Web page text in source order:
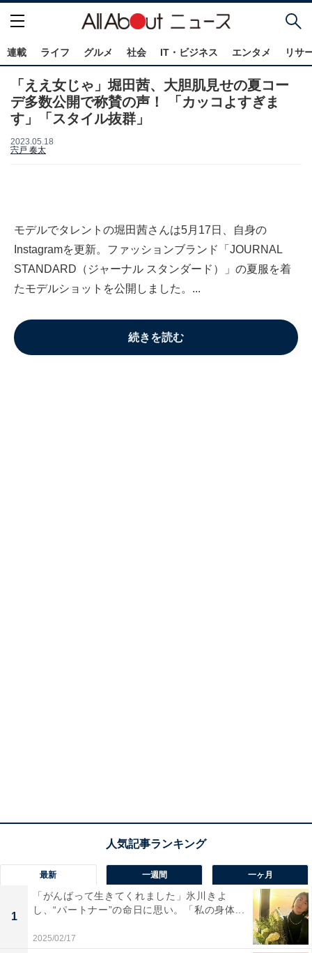
連載 ライフ グルメ 社会 IT・ビジネス エンタメ リサ
「ええ女じゃ」堀田茜、大胆肌見せの夏コー
デ多数公開で称賛の声！ 「カッコよすぎま
す」「スタイル抜群」
2023.05.18
宍戸 奏太
モデルでタレントの堀田茜さんは5月17日、自身の
Instagramを更新。ファッションブランド「JOURNAL
STANDARD（ジャーナル スタンダード）」の夏服を着
たモデルショットを公開しました。...
続きを読む
最新 一週間 一ヶ月
1
「がんばって生きてくれました」氷川きよ
し、“パートナー”の命日に思い。「私の身体...
2025/02/17